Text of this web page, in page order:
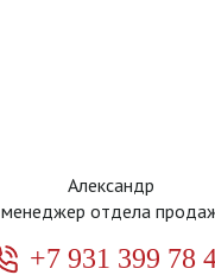
Александр
менеджер отдела
+7 931 399 78